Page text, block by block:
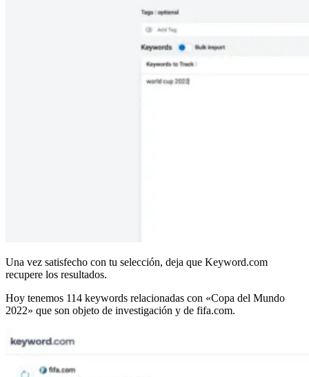
Una vez satisfecho con tu selección, deja que Keyword.com
recupere los resultados.
Hoy tenemos 114 keywords relacionadas con «Copa del Mundo
2022» que son objeto de investigación y de fifa.com.